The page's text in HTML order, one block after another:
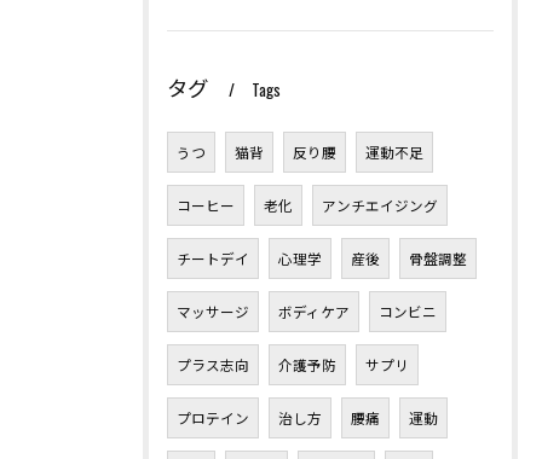
タグ Tags
うつ 猫背 反り腰 運動不足
コーヒー 老化 アンチエイジング
チートデイ 心理学 産後 骨盤調整
マッサージ ボディケア コンビニ
プラス志向 介護予防 サプリ
プロテイン 治し方 腰痛 運動